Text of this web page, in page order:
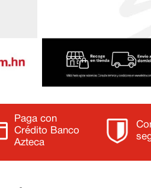
Paga con
Crédito Banco
Azteca